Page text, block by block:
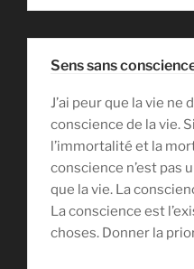
Sens sans
J’ai peur que la vie ne
conscience de la vie.
l’immortalité et la
conscience n’est pas
que la vie. La
La conscience est
choses. Donner la